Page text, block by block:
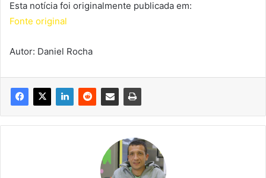
Esta notícia foi originalmente publicada em:
Fonte original
Autor: Daniel Rocha